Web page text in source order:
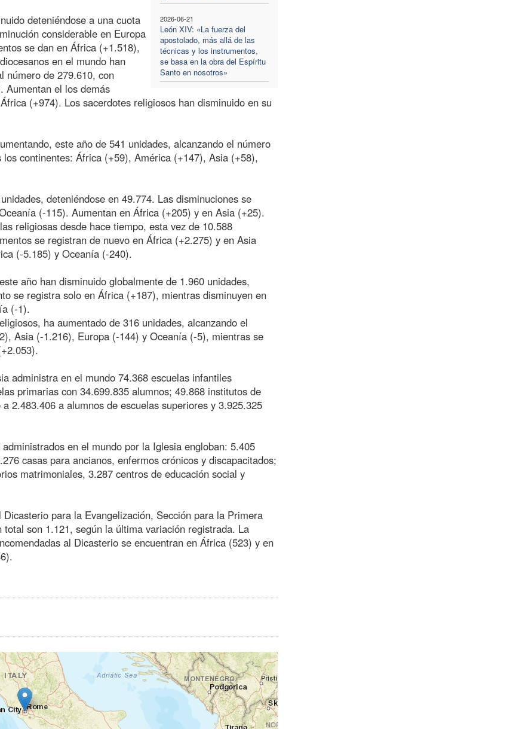
2026-06-21
León XIV: «La fuerza del
apostolado, más allá de las
técnicas y los instrumentos,
se basa en la obra del Espíritu
Santo en nosotros»
deteniéndose a una cuota
considerable en Europa
se dan en África (+1.518),
en el mundo han
número de 279.610, con
Aumentan el los demás
(+974). Los sacerdotes religiosos han disminuido en su
este año de 541 unidades, alcanzando el número
continentes: África (+59), América (+147), Asia (+58),
deteniéndose en 49.774. Las disminuciones se
(-115). Aumentan en África (+205) y en Asia (+25).
religiosas desde hace tiempo, esta vez de 10.588
se registran de nuevo en África (+2.275) y en Asia
(-5.185) y Oceanía (-240).
año han disminuido globalmente de 1.960 unidades,
se registra solo en África (+187), mientras disminuyen en
(-1).
ha aumentado de 316 unidades, alcanzando el
Asia (-1.216), Europa (-144) y Oceanía (-5), mientras se
administra en el mundo 74.368 escuelas infantiles
primarias con 34.699.835 alumnos; 49.868 institutos de
2.483.406 a alumnos de escuelas superiores y 3.925.325
en el mundo por la Iglesia engloban: 5.405
casas para ancianos, enfermos crónicos y discapacitados;
matrimoniales, 3.287 centros de educación social y
para la Evangelización, Sección para la Primera
son 1.121, según la última variación registrada. La
al Dicasterio se encuentran en África (523) y en